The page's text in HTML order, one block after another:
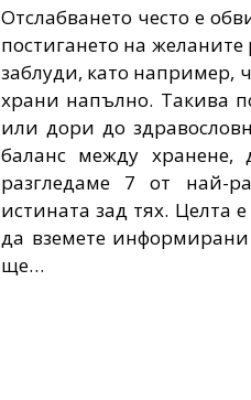
Отслабването често е
постигането на
заблуди, като например,
храни напълно. Такива
или дори до
баланс между хранене,
разгледаме 7 от най-
истината зад тях. Целта
да вземете
ще…